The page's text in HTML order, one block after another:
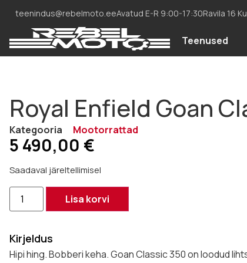
teenindus@rebelmoto.eeAvatud E-R 9:00-17:30Ravila 16
Teenused
Royal Enfield Goan
Kategooria Mootorrattad
5 490,00 €
Saadaval järeltellimisel
Lisa korvi
Kirjeldus
Hipi hing. Bobberi keha. Goan Classic 350 on loodud